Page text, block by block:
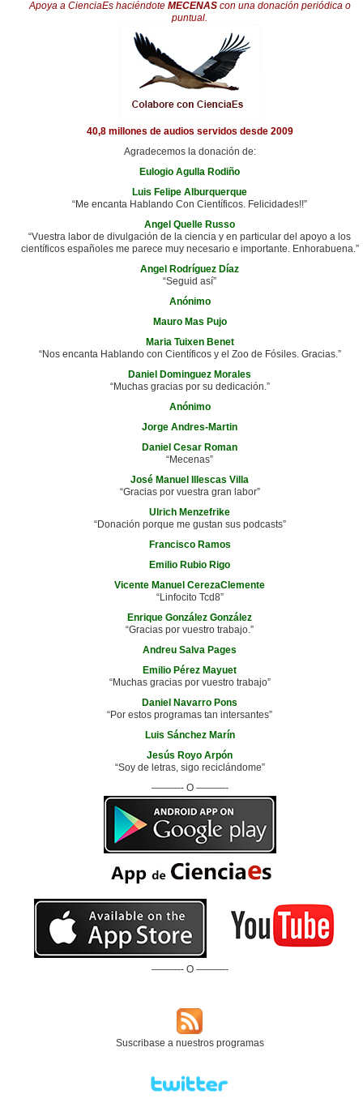
Apoya a CienciaEs haciéndote MECENAScon una donación periódica o
puntual.
40,8 millones de audios servidos desde 2009
Agradecemos la donación de:
Eulogio Agulla Rodiño
Luis Felipe Alburquerque
“Me encanta Hablando Con Científicos. Felicidades!!”
Angel Quelle Russo
“Vuestra labor de divulgación de la ciencia y en particular del apoyo a los
científicos españoles me parece muy necesario e importante. Enhorabuena.”
Angel Rodríguez Díaz
“Seguid así”
Anónimo
Mauro Mas Pujo
Maria Tuixen Benet
“Nos encanta Hablando con Científicos y el Zoo de Fósiles. Gracias.”
Daniel Dominguez Morales
“Muchas gracias por su dedicación.”
Anónimo
Jorge Andres-Martin
Daniel Cesar Roman
“Mecenas”
José Manuel Illescas Villa
“Gracias por vuestra gran labor”
Ulrich Menzefrike
“Donación porque me gustan sus podcasts”
Francisco Ramos
Emilio Rubio Rigo
Vicente Manuel CerezaClemente
“Linfocito Tcd8”
Enrique González González
“Gracias por vuestro trabajo.”
Andreu Salva Pages
Emilio Pérez Mayuet
“Muchas gracias por vuestro trabajo”
Daniel Navarro Pons
“Por estos programas tan intersantes”
Luis Sánchez Marín
Jesús Royo Arpón
“Soy de letras, sigo reciclándome”
———- O ———-
———- O ———-
Suscribase a nuestros programas